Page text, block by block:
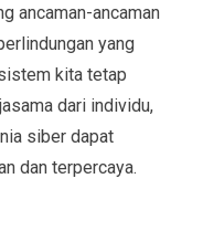
ancaman-ancaman
yang
kita tetap
dari individu,
siber dapat
dan terpercaya.